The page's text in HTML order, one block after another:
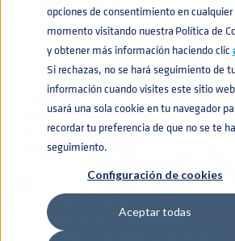
opciones de consentimiento en cualquier
momento visitando nuestra Política de
y obtener más información haciendo clic
Si rechazas, no se hará seguimiento de
información cuando visites este sitio
usará una sola cookie en tu navegador
recordar tu preferencia de que no se te
seguimiento.
Configuración de cookies
Aceptar todas